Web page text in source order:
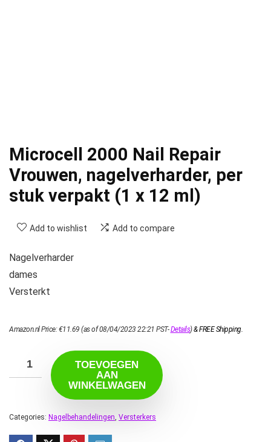
Microcell 2000 Nail Repair
Vrouwen, nagelverharder, per
stuk verpakt (1 x 12 ml)
Add to wishlist Add to compare
Nagelverharder
dames
Versterkt
Amazon.nl Price:€11.69 (as of 08/04/2023 22:21 PST-Details)&FREE Shipping.
TOEVOEGEN
AAN
WINKELWAGEN
Categories: Nagelbehandelingen, Versterkers